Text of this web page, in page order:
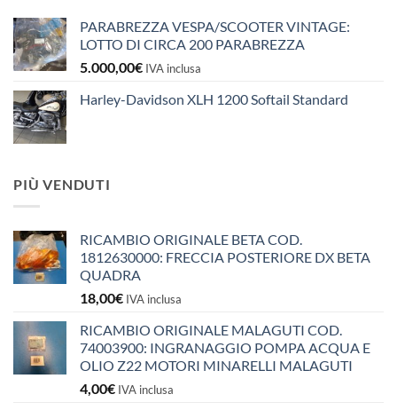
PARABREZZA VESPA/SCOOTER VINTAGE:
LOTTO DI CIRCA 200 PARABREZZA
5.000,00€ IVA inclusa
Harley-Davidson XLH 1200 Softail Standard
PIÙ VENDUTI
RICAMBIO ORIGINALE BETA COD.
1812630000: FRECCIA POSTERIORE DX BETA
QUADRA
18,00€ IVA inclusa
RICAMBIO ORIGINALE MALAGUTI COD.
74003900: INGRANAGGIO POMPA ACQUA E
OLIO Z22 MOTORI MINARELLI MALAGUTI
4,00€ IVA inclusa